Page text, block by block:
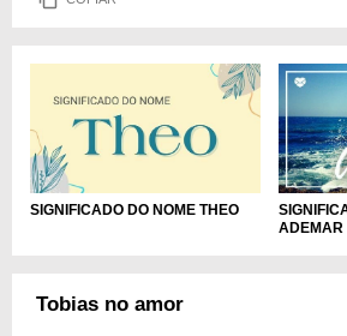
SIGNIFICADO DO NOME THEO
ADEMAR
Tobias no amor